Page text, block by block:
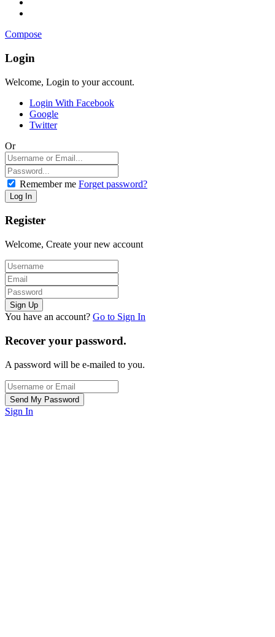
Compose
Login
Welcome, Login to your account.
Login With Facebook
Google
Twitter
Or
Remember me Forget password?
Register
Welcome, Create your new account
You have an account? Go to Sign In
Recover your password.
A password will be e-mailed to you.
Sign In